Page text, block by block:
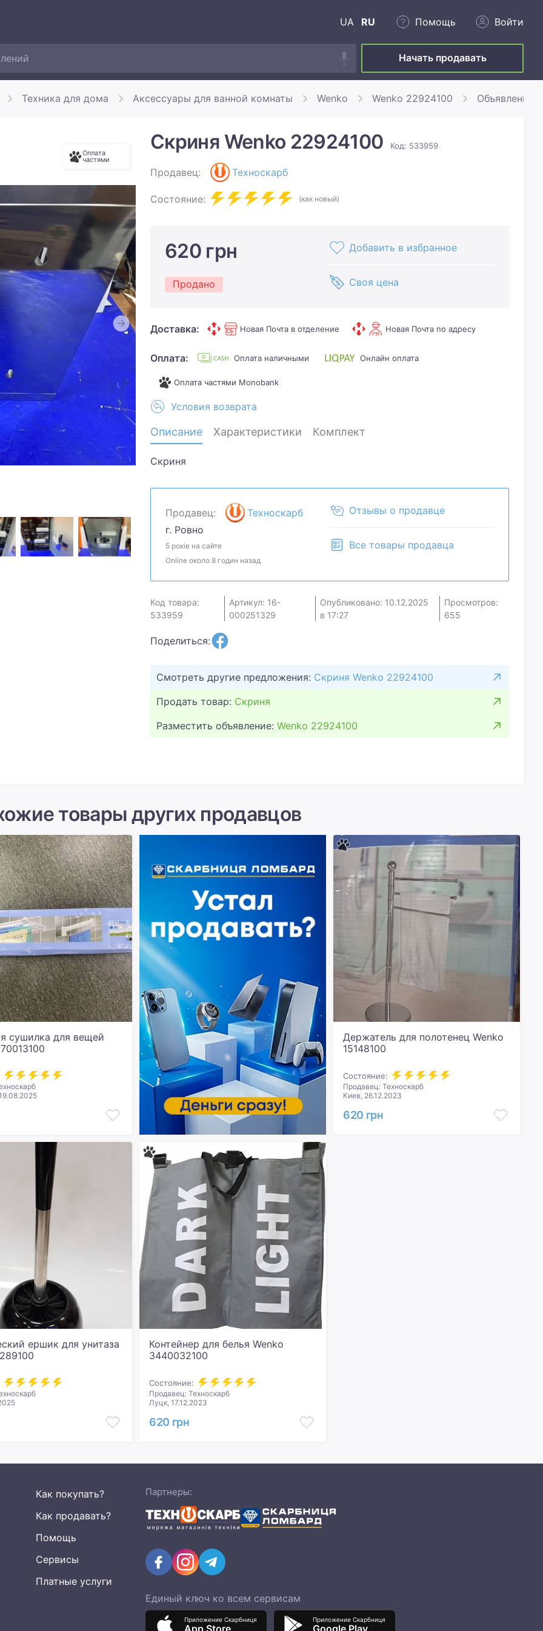
UA RU Помощь Войти
Начать продавать
Техника для дома Аксессуары для ванной комнаты Wenko Wenko 22924100 Объявление
Оплата
частями
Скриня Wenko 22924100 Код: 533959
Продавец: Техноскарб
Состояние: (как новый)
620 грн
Продано
Добавить в избранное
Своя цена
Доставка: Новая Почта в отделение Новая Почта по адресу
Оплата: Оплата наличными Онлайн оплата
Оплата частями Monobank
Условия возврата
Описание Характеристики Комплект
Скриня
Продавец:
Техноскарб
г. Ровно
5 років на сайте
Online около 8 годин назад
Отзывы о продавце
Все товары продавца
Код товара:
533959
Артикул: 16-
000251329
Опубликовано: 10.12.2025
в 17:27
Просмотров:
655
Поделиться:
Смотреть другие предложения: Скриня Wenko 22924100
Продать товар: Скриня
Разместить объявление: Wenko 22924100
товары других продавцов
сушилка для вещей
Держатель для полотенец Wenko
15148100
Состояние:
Продавец: Техноскарб
Киев, 26.12.2023
620 грн
ершик для унитаза
Контейнер для белья Wenko
3440032100
Состояние:
Продавец: Техноскарб
Луцк, 17.12.2023
620 грн
Как покупать?
Как продавать?
Помощь
Сервисы
Платные услуги
Партнеры:
Единый ключ ко всем сервисам
Приложение Скарбниця
App Store
Приложение Скарбниця
Google Play